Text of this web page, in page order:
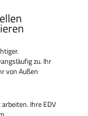
zu. Ihr
von Außen
Ihre EDV